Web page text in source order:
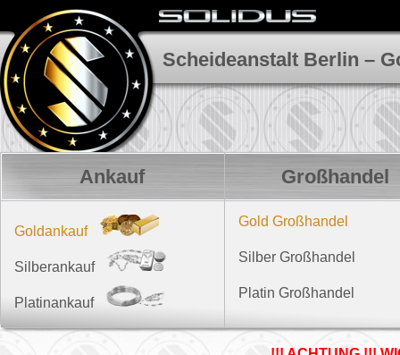
Scheideanstalt Berlin –
Ankauf
Goldankauf
Goldpreis
Feingold
Goldbarren
Silberankauf
Silberpreis
Bruchsilber
Silberschmuck
Platinankauf
Platinpreis
Platinbarren
Großhandel
Gold Großhandel
Silber Großhandel
Platin Großhandel